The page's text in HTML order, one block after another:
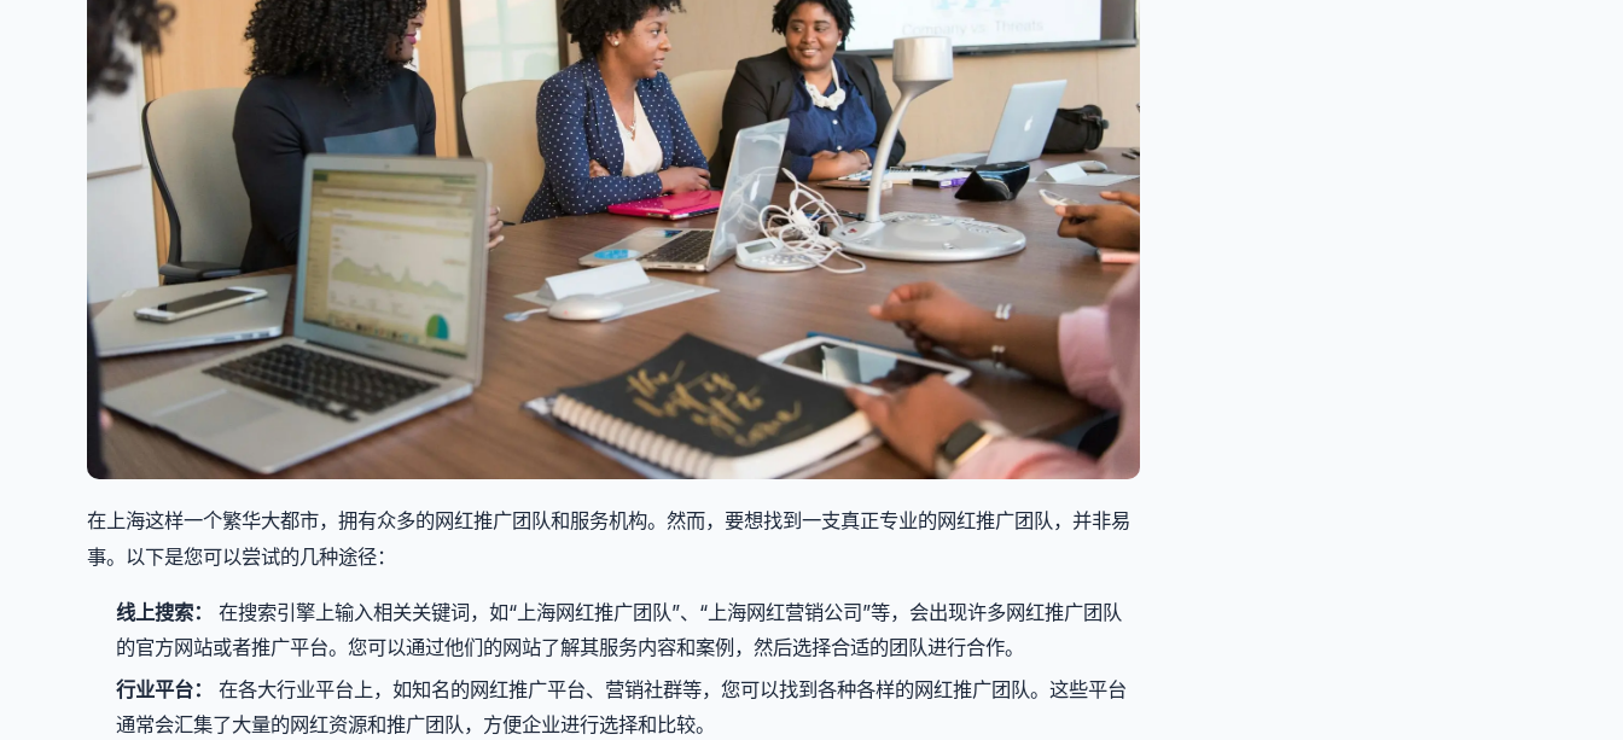
在上海这样一个繁华大都市，拥有众多的网红推广团队和服务机构。然而，要想找到一支真正专业的网红推广团队，并非易
事。以下是您可以尝试的几种途径：
线上搜索：
在搜索引擎上输入相关关键词，如“上海网红推广团队”、“上海网红营销公司”等，会出现许多网红推广团队
的官方网站或者推广平台。您可以通过他们的网站了解其服务内容和案例，然后选择合适的团队进行合作。
行业平台：
在各大行业平台上，如知名的网红推广平台、营销社群等，您可以找到各种各样的网红推广团队。这些平台
通常会汇集了大量的网红资源和推广团队，方便企业进行选择和比较。